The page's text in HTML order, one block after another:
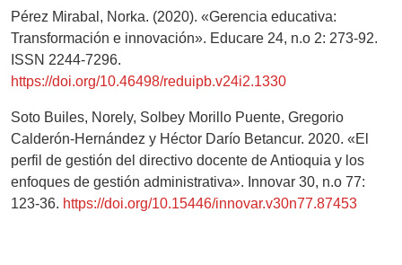
Pérez Mirabal, Norka. (2020). «Gerencia educativa:
Transformación e innovación». Educare 24, n.o 2: 273-92.
ISSN 2244-7296.
https://doi.org/10.46498/reduipb.v24i2.1330
Soto Builes, Norely, Solbey Morillo Puente, Gregorio
Calderón-Hernández y Héctor Darío Betancur. 2020. «El
perfil de gestión del directivo docente de Antioquia y los
enfoques de gestión administrativa». Innovar 30, n.o 77:
123-36. https://doi.org/10.15446/innovar.v30n77.87453